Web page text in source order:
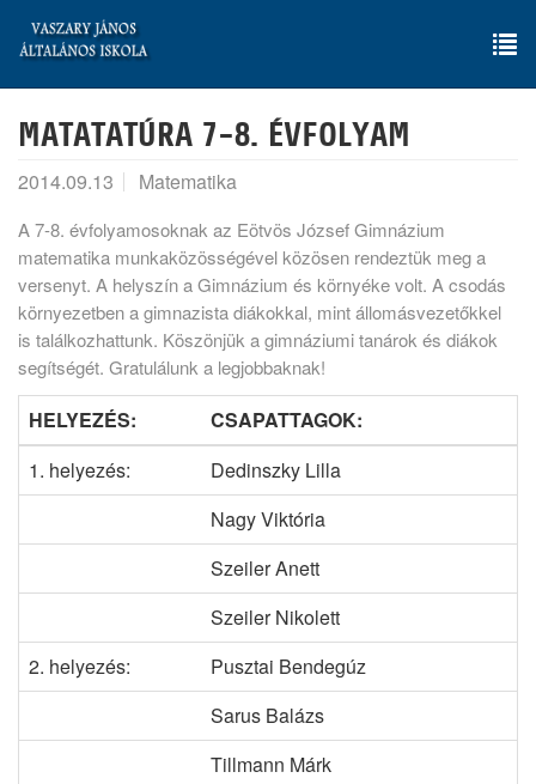
MATATATÚRA 7-8. ÉVFOLYAM
2014.09.13 Matematika
A 7-8. évfolyamosoknak az Eötvös József Gimnázium
matematika munkaközösségével közösen rendeztük meg a
versenyt. A helyszín a Gimnázium és környéke volt. A csodás
környezetben a gimnazista diákokkal, mint állomásvezetőkkel
is találkozhattunk. Köszönjük a gimnáziumi tanárok és diákok
segítségét. Gratulálunk a legjobbaknak!
HELYEZÉS:
CSAPATTAGOK:
1. helyezés:
Dedinszky Lilla
Nagy Viktória
Szeiler Anett
Szeiler Nikolett
2. helyezés:
Pusztai Bendegúz
Sarus Balázs
Tillmann Márk